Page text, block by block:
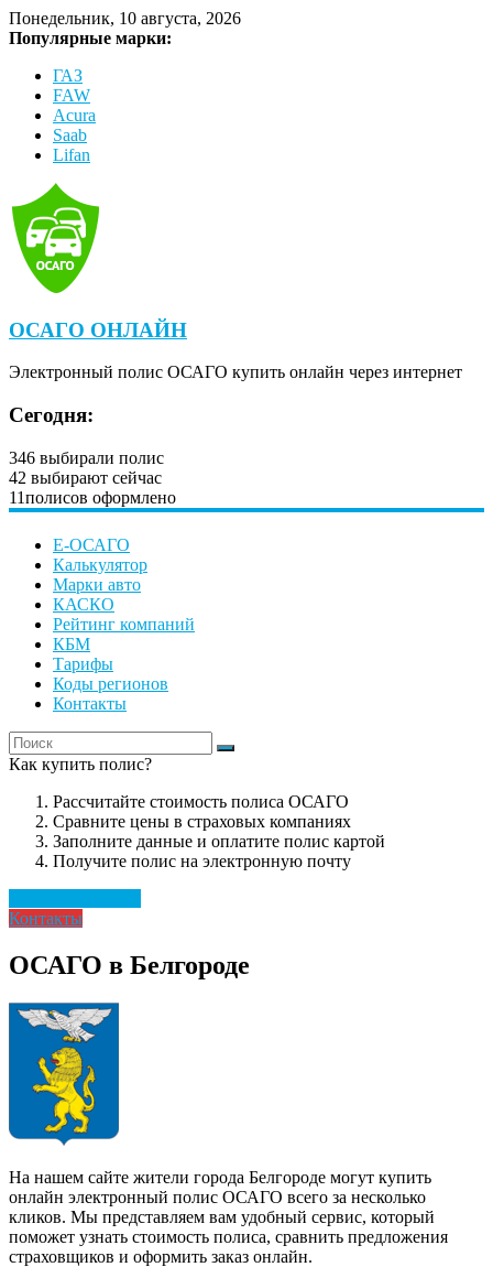
Понедельник, 10 августа, 2026
Популярные марки:
ГАЗ
FAW
Acura
Saab
Lifan
ОСАГО ОНЛАЙН
Электронный полис ОСАГО купить онлайн через интернет
Сегодня:
346 выбирали полис
42 выбирают сейчас
11полисов оформлено
Е-ОСАГО
Калькулятор
Марки авто
КАСКО
Рейтинг компаний
КБМ
Тарифы
Коды регионов
Контакты
Как купить полис?
Рассчитайте стоимость полиса ОСАГО
Сравните цены в страховых компаниях
Заполните данные и оплатите полис картой
Получите полис на электронную почту
Контакты
ОСАГО в Белгороде
На нашем сайте жители города Белгороде могут купить
онлайн электронный полис ОСАГО всего за несколько
кликов. Мы представляем вам удобный сервис, который
поможет узнать стоимость полиса, сравнить предложения
страховщиков и оформить заказ онлайн.